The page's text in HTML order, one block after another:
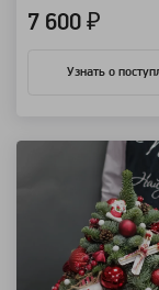
7 600 ₽
Узнать о